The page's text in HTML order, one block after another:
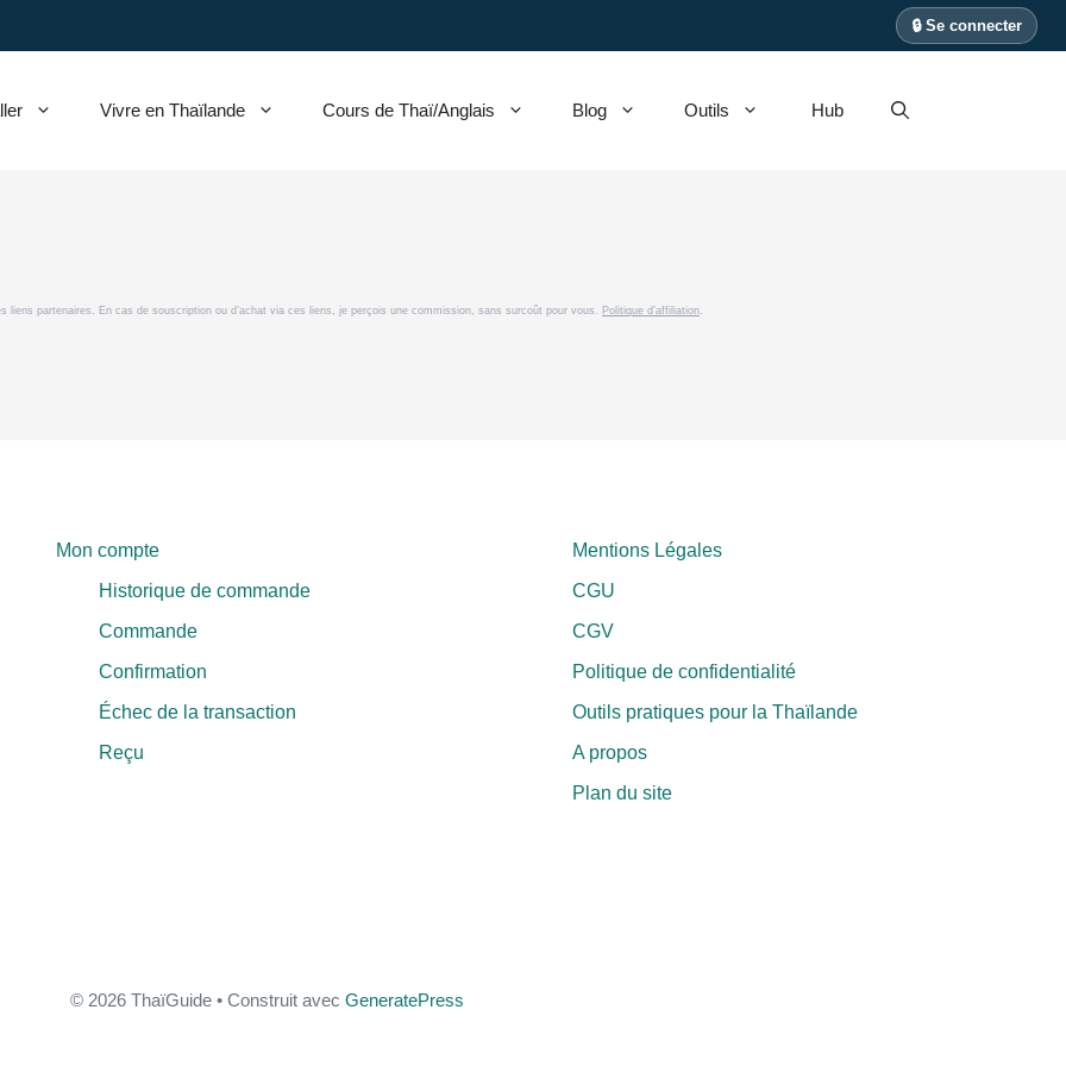
🔒 Se connecter
Vivre en Thaïlande Cours de Thaï/Anglais Blog Outils Hub
liens partenaires. En cas de souscription ou d’achat via ces liens, je perçois une commission, sans surcoût pour vous. Politique d’affiliation.
Mon compte
Historique de commande
Commande
Confirmation
Échec de la transaction
Reçu
Mentions Légales
CGU
CGV
Politique de confidentialité
Outils pratiques pour la Thaïlande
A propos
Plan du site
© 2026 ThaïGuide• Construit avec GeneratePress